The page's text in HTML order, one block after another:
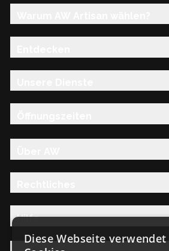
Hilfe
Diese Webseite verwendet